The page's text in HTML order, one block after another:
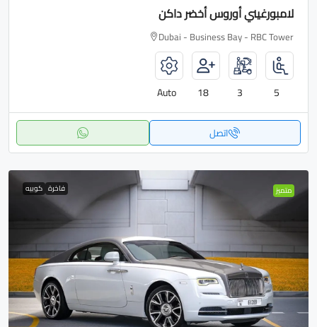
لامبورغيني أوروس أخضر داكن
Dubai - Business Bay - RBC Tower
5
3
18
Auto
اتصل
متميز فاخرة كوبيه